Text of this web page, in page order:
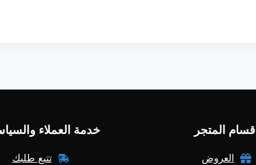
أقسام المتجر
العروض
خدمة العملاء
تتبع طلبك